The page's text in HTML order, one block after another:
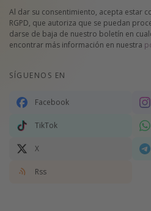
Al dar su consentimiento, acepta estar
RGPD, que autoriza que se puedan
darse de baja de nuestro boletín en
encontrar más información en nuestra
SÍGUENOS EN
Facebook
TikTok
X
Rss